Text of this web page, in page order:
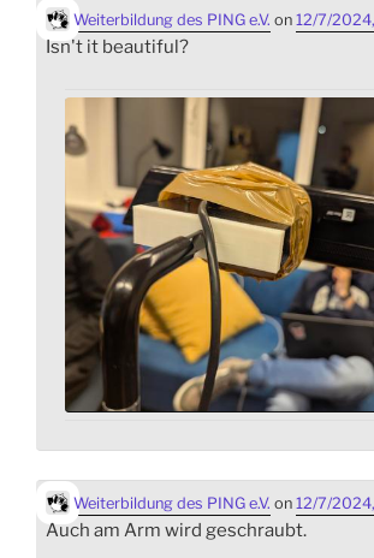
Weiterbildung des PING e.V. on 12/7/
Isn't it beautiful?
Weiterbildung des PING e.V. on 12/7/
Auch am Arm wird geschraubt.